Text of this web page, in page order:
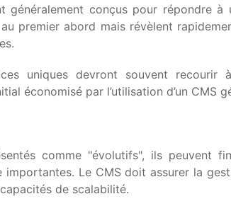
généralement conçus pour répondre à
premier abord mais révèlent
uniques devront souvent
économisé par l’utilisation d’un CMS
comme "évolutifs", ils peuvent
importantes. Le CMS doit assurer la
de scalabilité.